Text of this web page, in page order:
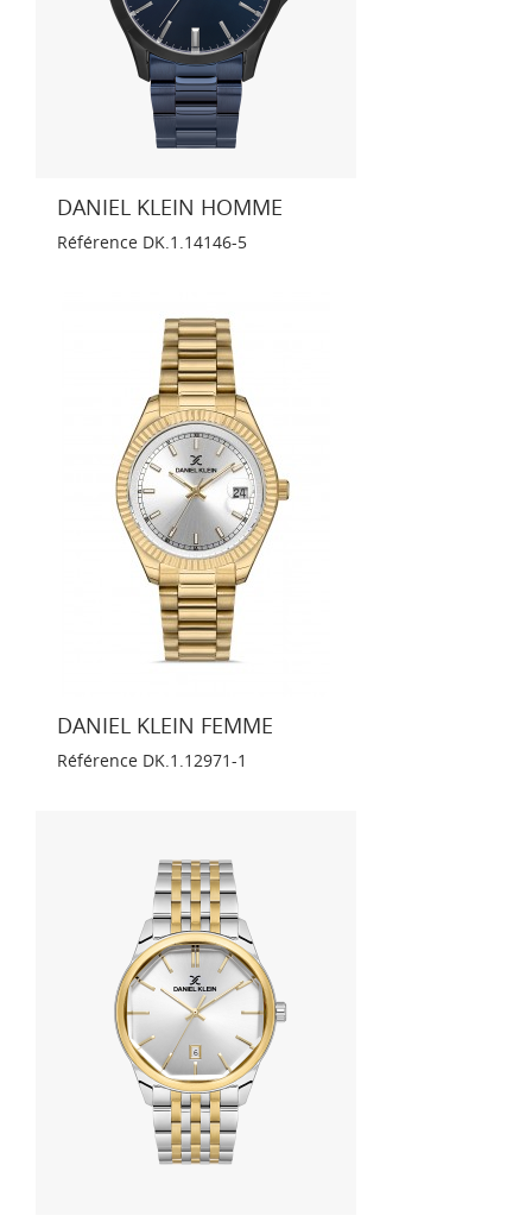
DANIEL KLEIN HOMME
Référence DK.1.14146-5
DANIEL KLEIN FEMME
Référence DK.1.12971-1